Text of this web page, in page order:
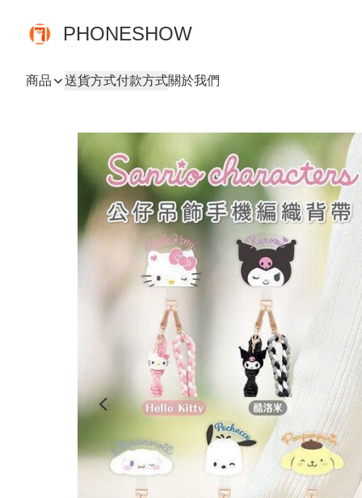
PHONESHOW
商品 送貨方式付款方式關於我們